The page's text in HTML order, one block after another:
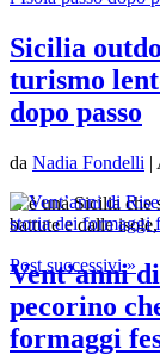
Sicilia
turismo
dopo passo
da Nadia Fondelli |
C’è una Sicilia
battute e dalle
Post successivi »
Vent’anni
pecorino
formaggi